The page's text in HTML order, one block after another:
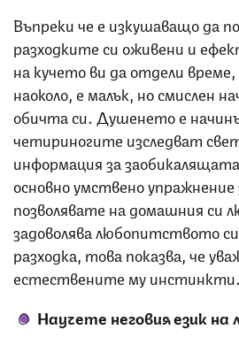
Въпреки че е изкушаващо да
разходките си оживени и
на кучето ви да отдели
наоколо, е малък, но смислен
обичта си. Душенето е
четириногите изследват
информация за
основно умствено
позволявате на домашния си
задоволява любопитството
разходка, това показва, че
естествените му инстинкти.
Научете неговия език